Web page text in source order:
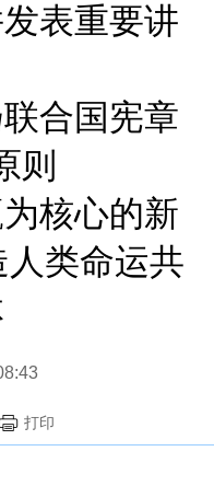
表重要讲
合国宪章
则
核心的新
类命运共
打印